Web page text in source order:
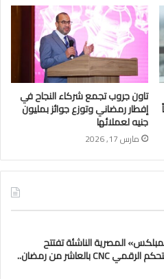
تاون جروب تجمع شركاء النجاح في
إفطار رمضاني وتوزع جوائز بمليون
جنيه لعملائها
مارس 17, 2026
«سيمبلكس» المصرية الناشئة تفتتح
مصنعها الجديد لتصنيع ماكينات التحكم الرقمي CNC بالعاشر من رمضان..